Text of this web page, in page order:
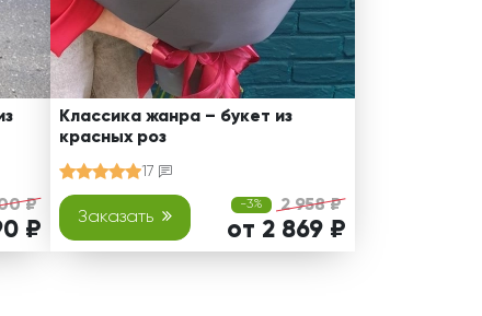
₽
₽
Классика жанра – букет из
красных роз
17
Заказать
-3% 2 958 ₽
от 2 869 ₽